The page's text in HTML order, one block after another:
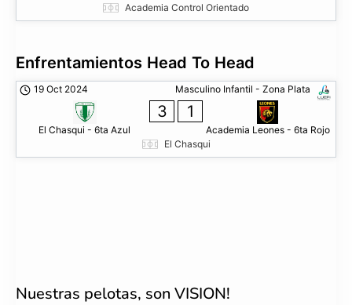
Academia Control Orientado
Enfrentamientos Head To Head
Masculino Infantil - Zona Plata
19 Oct 2024
El Chasqui - 6ta Azul
3 1
Academia Leones - 6ta Rojo
El Chasqui
Nuestras pelotas, son VISION!